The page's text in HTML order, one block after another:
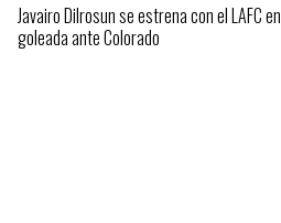
Javairo Dilrosun se estrena con el LAFC en
goleada ante Colorado